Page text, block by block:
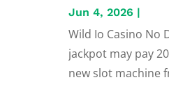
Jun 4, 2026 |
Wild Io Casino No
jackpot may pay
new slot machine